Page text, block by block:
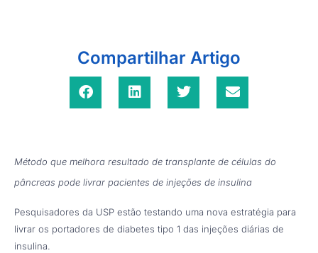
Compartilhar Artigo
Método que melhora resultado de transplante de células do
pâncreas pode livrar pacientes de injeções de insulina
Pesquisadores da USP estão testando uma nova estratégia para
livrar os portadores de diabetes tipo 1 das injeções diárias de
insulina.